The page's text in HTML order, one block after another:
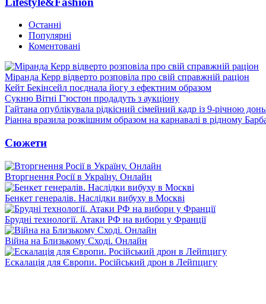
Останні
Популярні
Коментовані
Міранда Керр відверто розповіла про свій справжній раціон
Кейт Бекінсейл поєднала йогу з ефектним образом
Сукню Вітні Г'юстон продадуть з аукціону
Гайтана опублікувала рідкісний сімейний кадр із 9-річною
Ріанна вразила розкішним образом на карнавалі в рідному
Сюжети
Вторгнення Росії в Україну. Онлайн
Бенкет генералів. Наслідки вибуху в Москві
Брудні технології. Атаки РФ на вибори у Франції
Війна на Близькому Сході. Онлайн
Ескалація для Європи. Російський дрон в Лейпцигу